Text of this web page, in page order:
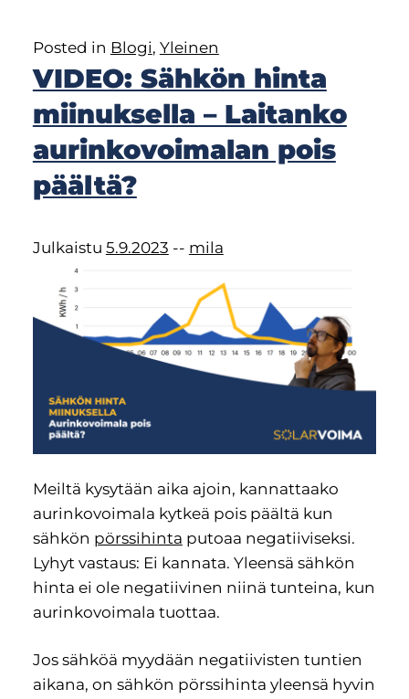
Posted in Blogi, Yleinen
VIDEO: Sähkön hinta
miinuksella – Laitanko
aurinkovoimalan pois
päältä?
Julkaistu 5.9.2023 -- mila
Meiltä kysytään aika ajoin, kannattaako
aurinkovoimala kytkeä pois päältä kun
sähkön pörssihinta putoaa negatiiviseksi.
Lyhyt vastaus: Ei kannata. Yleensä sähkön
hinta ei ole negatiivinen niinä tunteina, kun
aurinkovoimala tuottaa.
Jos sähköä myydään negatiivisten tuntien
aikana, on sähkön pörssihinta yleensä hyvin